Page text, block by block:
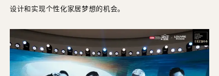
设计和实现个性化家居梦想的机会。